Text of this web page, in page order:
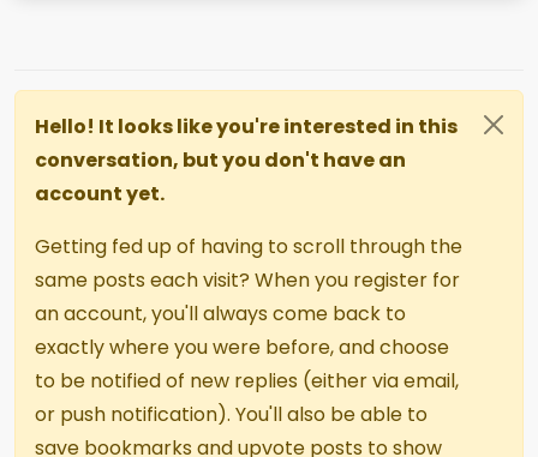
Hello! It looks like you're interested in this
conversation, but you don't have an
account yet.
Getting fed up of having to scroll through the
same posts each visit? When you register for
an account, you'll always come back to
exactly where you were before, and choose
to be notified of new replies (either via email,
or push notification). You'll also be able to
save bookmarks and upvote posts to show